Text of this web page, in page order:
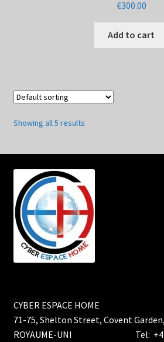
€300.00
Add to cart
Showing all 5 results
CYBER ESPACE HOME
71-75, Shelton Street, Covent
ROYAUME-UNI Tel: